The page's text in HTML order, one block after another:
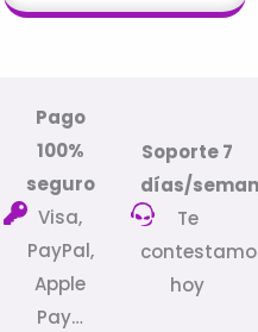
Pago
100%
seguro
Visa,
PayPal,
Apple
Pay…
Soporte 7
días/
Te
hoy